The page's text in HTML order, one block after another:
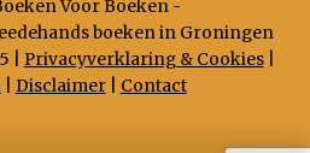
Voor Boeken -
boeken in Groningen
| Privacyverklaring & Cookies|
| Disclaimer| Contact